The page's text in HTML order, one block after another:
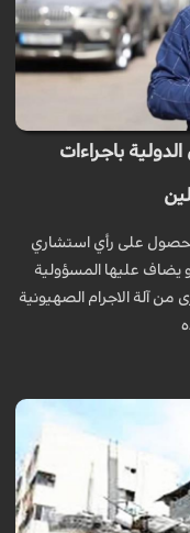
باجراءات
على رأي استشاري
يضاف عليها المسؤولية
من آلة الاجرام الصهيونية